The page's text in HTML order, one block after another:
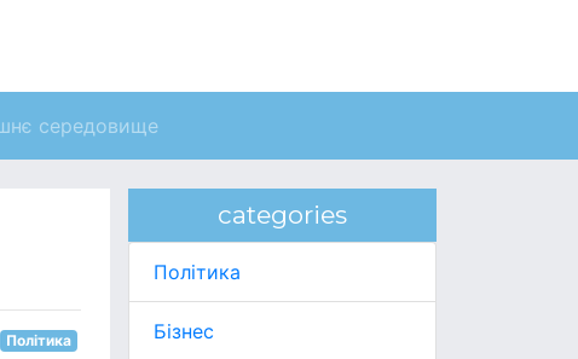
середовище
Політика
categories
Політика
Бізнес